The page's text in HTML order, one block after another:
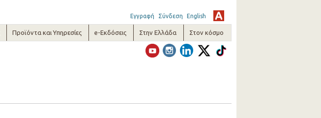
Εγγραφή Σύνδεση English
Προϊόντα και Υπηρεσίες e-Εκδόσεις Στην Ελλάδα Στον κόσμο